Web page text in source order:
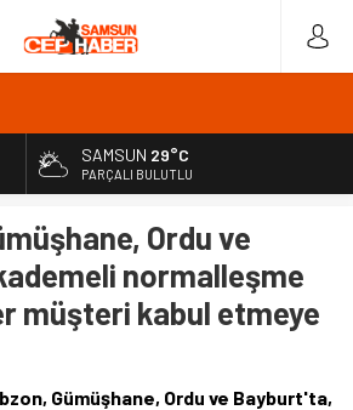
7,4 yükselişle kapattı: Güncel fiyatlar
kuvvetli sağanak uyarısı
Karadeniz ezgileri yankılandı
SAMSUN 29°C
PARÇALI BULUTLU
Ordu ve
normalleşme
müşteri kabul etmeye
Gümüşhane, Ordu ve Bayburt'ta,